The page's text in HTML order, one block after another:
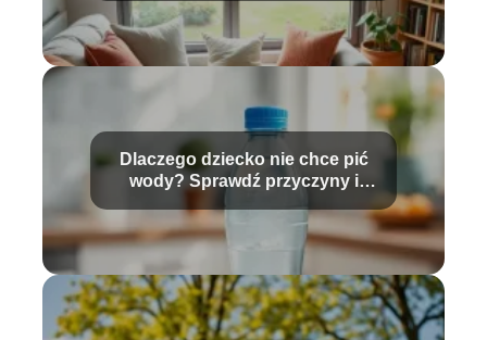
Dlaczego dziecko nie chce pić
wody? Sprawdź przyczyny i